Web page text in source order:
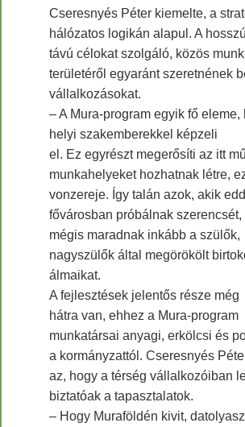
Cseresnyés Péter kiemelte, a
hálózatos logikán alapul. A hosszú
távú célokat szolgáló, közös
területéről egyaránt szeretnének
vállalkozásokat.
– A Mura-program egyik fő
helyi szakemberekkel képzeli
el. Ez egyrészt megerősíti az itt
munkahelyeket hozhatnak létre,
vonzereje. Így talán azok, akik
fővárosban próbálnak szerencsét,
mégis maradnak inkább a szülők,
nagyszülők által megörökölt
álmaikat.
A fejlesztések jelentős része még
hátra van, ehhez a Mura-program
munkatársai anyagi, erkölcsi és
a kormányzattól. Cseresnyés
az, hogy a térség vállalkozóiban
biztatóak a tapasztalatok.
– Hogy Muraföldén kivit,